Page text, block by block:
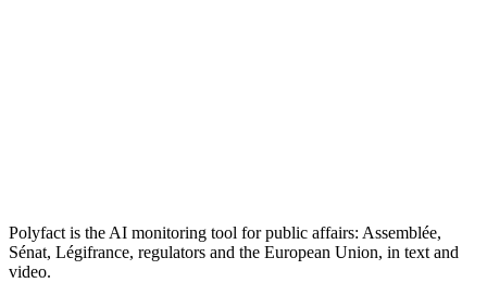
Polyfact is the AI monitoring tool for public affairs: Assemblée,
Sénat, Légifrance, regulators and the European Union, in text and
video.